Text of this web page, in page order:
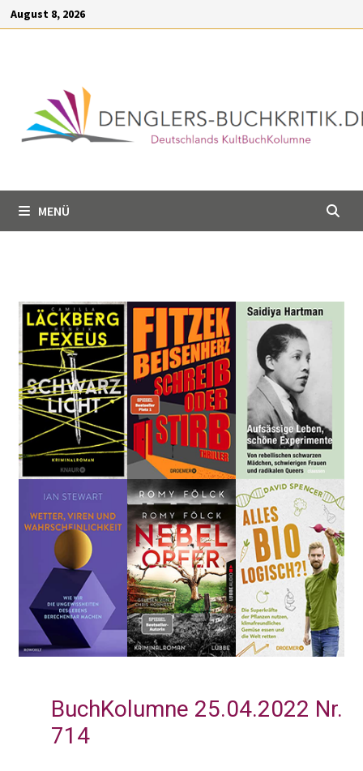
springen
August 8, 2026
MENÜ
BuchKolumne 25.04.2022 Nr.
714